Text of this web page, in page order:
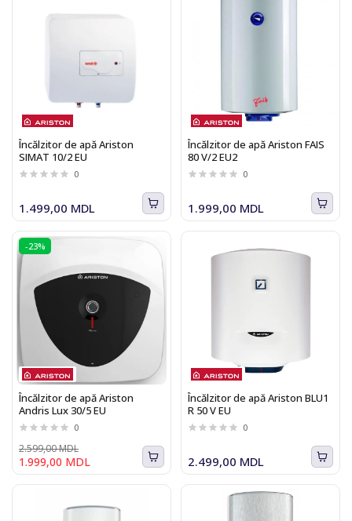
Încălzitor de apă Ariston
SIMAT 10/2 EU
0
1.499,00 MDL
Încălzitor de apă Ariston FAIS
80 V/2 EU2
0
1.999,00 MDL
-23%
Încălzitor de apă Ariston
Andris Lux 30/5 EU
0
1.999,00 MDL
2.599,00 MDL
Încălzitor de apă Ariston BLU1
R 50 V EU
0
2.499,00 MDL